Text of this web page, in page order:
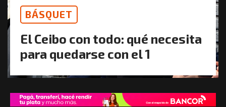
BÁSQUET
El Ceibo con todo: qué necesita
para quedarse con el 1